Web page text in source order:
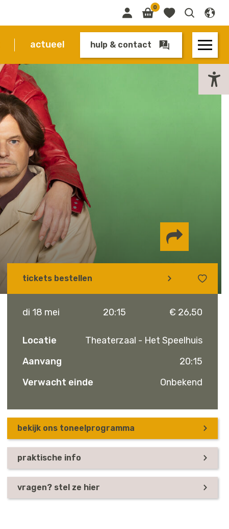
0
actueel hulp & contact
Delen via
tickets bestellen
di 18 mei 20:15 € 26,50
Locatie
Theaterzaal - Het Speelhuis
Aanvang
20:15
Verwacht einde
Onbekend
bekijk ons toneelprogramma
praktische info
vragen? stel ze hier